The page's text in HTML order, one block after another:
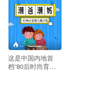
--
这是中国内地首
档“80后时尚育儿